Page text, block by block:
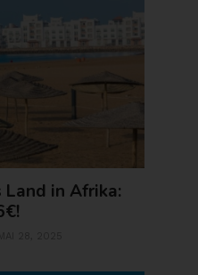
in Afrika: